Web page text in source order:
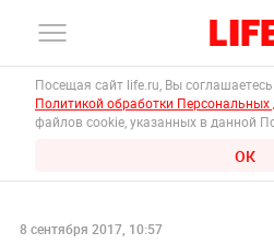
Посещая сайт life.ru, Вы
Политикой обработки
файлов cookie, указанных в данной
ОК
8 сентября 2017, 10:57